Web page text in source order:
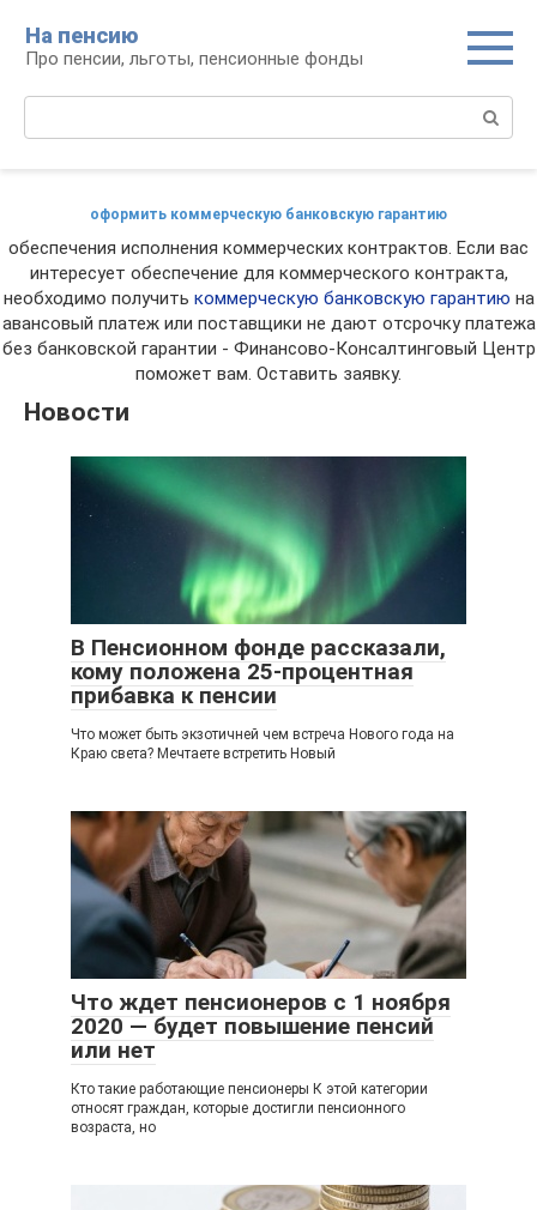
контенту
На пенсию
Про пенсии, льготы, пенсионные фонды
оформить коммерческую банковскую гарантию
обеспечения исполнения коммерческих контрактов. Если вас
интересует обеспечение для коммерческого контракта,
необходимо получить коммерческую банковскую гарантию на
авансовый платеж или поставщики не дают отсрочку платежа
без банковской гарантии - Финансово-Консалтинговый Центр
поможет вам. Оставить заявку.
Новости
В Пенсионном фонде рассказали,
кому положена 25-процентная
прибавка к пенсии
Что может быть экзотичней чем встреча Нового года на
Краю света? Мечтаете встретить Новый
Что ждет пенсионеров с 1 ноября
2020 — будет повышение пенсий
или нет
Кто такие работающие пенсионеры К этой категории
относят граждан, которые достигли пенсионного
возраста, но